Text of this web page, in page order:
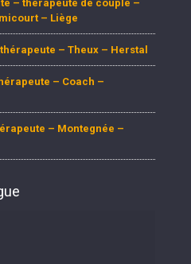
– thérapeute de couple –
– Liège
– Theux – Herstal
– Coach –
– Montegnée –